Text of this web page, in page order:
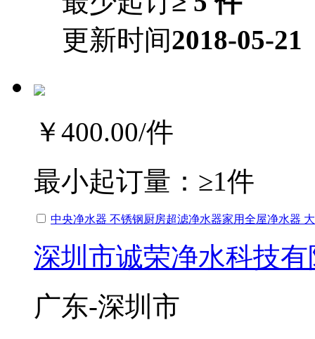
更新时间2018-05-21
￥400.00/件
最小起订量： ≥1件
中央净水器 不锈钢厨房超滤净水器家用全屋净水器
深圳市诚荣净水科技
广东-深圳市